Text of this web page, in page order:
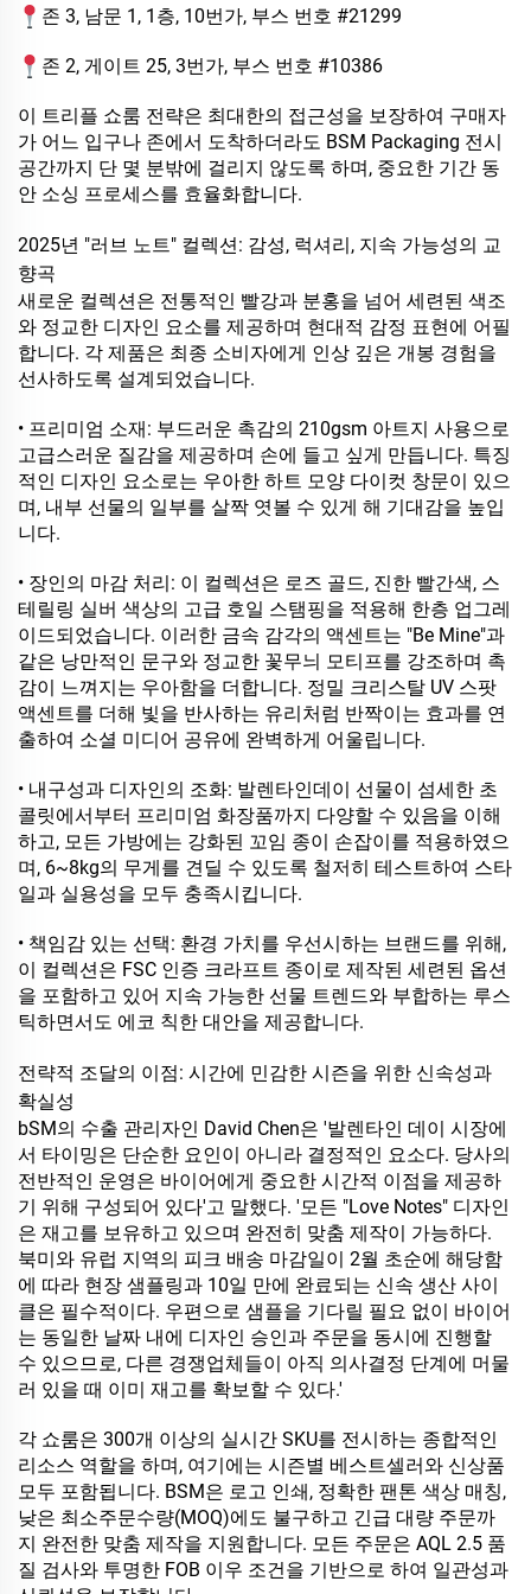
존 3, 남문 1, 1층, 10번가, 부스 번호 #21299
존 2, 게이트 25, 3번가, 부스 번호 #10386
이 트리플 쇼룸 전략은 최대한의 접근성을 보장하여 구매자
가 어느 입구나 존에서 도착하더라도 BSM Packaging 전시
공간까지 단 몇 분밖에 걸리지 않도록 하며, 중요한 기간 동
안 소싱 프로세스를 효율화합니다.
2025년 "러브 노트" 컬렉션: 감성, 럭셔리, 지속 가능성의 교
향곡
새로운 컬렉션은 전통적인 빨강과 분홍을 넘어 세련된 색조
와 정교한 디자인 요소를 제공하며 현대적 감정 표현에 어필
합니다. 각 제품은 최종 소비자에게 인상 깊은 개봉 경험을
선사하도록 설계되었습니다.
• 프리미엄 소재: 부드러운 촉감의 210gsm 아트지 사용으로
고급스러운 질감을 제공하며 손에 들고 싶게 만듭니다. 특징
적인 디자인 요소로는 우아한 하트 모양 다이컷 창문이 있으
며, 내부 선물의 일부를 살짝 엿볼 수 있게 해 기대감을 높입
니다.
• 장인의 마감 처리: 이 컬렉션은 로즈 골드, 진한 빨간색, 스
테릴링 실버 색상의 고급 호일 스탬핑을 적용해 한층 업그레
이드되었습니다. 이러한 금속 감각의 액센트는 "Be Mine"과
같은 낭만적인 문구와 정교한 꽃무늬 모티프를 강조하며 촉
감이 느껴지는 우아함을 더합니다. 정밀 크리스탈 UV 스팟
액센트를 더해 빛을 반사하는 유리처럼 반짝이는 효과를 연
출하여 소셜 미디어 공유에 완벽하게 어울립니다.
• 내구성과 디자인의 조화: 발렌타인데이 선물이 섬세한 초
콜릿에서부터 프리미엄 화장품까지 다양할 수 있음을 이해
하고, 모든 가방에는 강화된 꼬임 종이 손잡이를 적용하였으
며, 6~8kg의 무게를 견딜 수 있도록 철저히 테스트하여 스타
일과 실용성을 모두 충족시킵니다.
• 책임감 있는 선택: 환경 가치를 우선시하는 브랜드를 위해,
이 컬렉션은 FSC 인증 크라프트 종이로 제작된 세련된 옵션
을 포함하고 있어 지속 가능한 선물 트렌드와 부합하는 루스
틱하면서도 에코 칙한 대안을 제공합니다.
전략적 조달의 이점: 시간에 민감한 시즌을 위한 신속성과
확실성
bSM의 수출 관리자인 David Chen은 '발렌타인 데이 시장에
서 타이밍은 단순한 요인이 아니라 결정적인 요소다. 당사의
전반적인 운영은 바이어에게 중요한 시간적 이점을 제공하
기 위해 구성되어 있다'고 말했다. '모든 "Love Notes" 디자인
은 재고를 보유하고 있으며 완전히 맞춤 제작이 가능하다.
북미와 유럽 지역의 피크 배송 마감일이 2월 초순에 해당함
에 따라 현장 샘플링과 10일 만에 완료되는 신속 생산 사이
클은 필수적이다. 우편으로 샘플을 기다릴 필요 없이 바이어
는 동일한 날짜 내에 디자인 승인과 주문을 동시에 진행할
수 있으므로, 다른 경쟁업체들이 아직 의사결정 단계에 머물
러 있을 때 이미 재고를 확보할 수 있다.'
각 쇼룸은 300개 이상의 실시간 SKU를 전시하는 종합적인
리소스 역할을 하며, 여기에는 시즌별 베스트셀러와 신상품
모두 포함됩니다. BSM은 로고 인쇄, 정확한 팬톤 색상 매칭,
낮은 최소주문수량(MOQ)에도 불구하고 긴급 대량 주문까
지 완전한 맞춤 제작을 지원합니다. 모든 주문은 AQL 2.5 품
질 검사와 투명한 FOB 이우 조건을 기반으로 하여 일관성과